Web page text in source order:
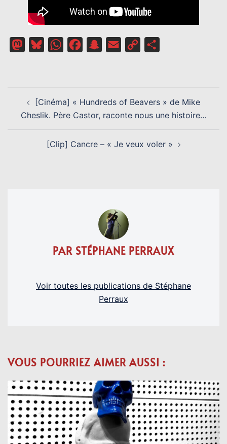
MastodonBlueskyWhatsAppFacebookSnapchat
Email
Copy
D’ARTICLE
[Cinéma] « Hundreds of Beavers » de Mike
Cheslik. Père Castor, raconte nous une histoire…
[Clip] Cancre – « Je veux voler »
PAR STÉPHANE PERRAUX
Voir toutes les publications de Stéphane
Perraux
VOUS POURRIEZ AIMER AUSSI :